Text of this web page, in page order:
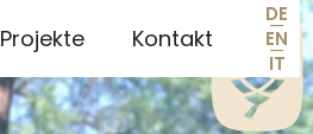
Projekte Kontakt
DE
—
EN
—
IT